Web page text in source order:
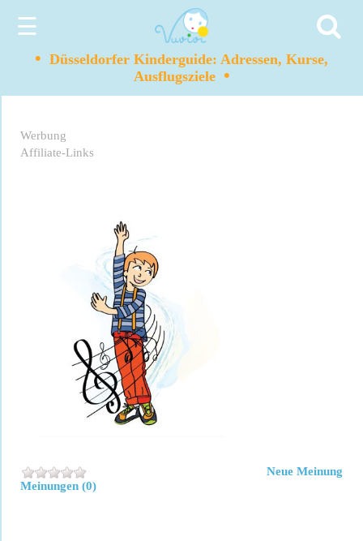
☰
• Düsseldorfer Kinderguide: Adressen, Kurse,
Ausflugsziele •
Werbung
Affiliate-Links
Meinungen (0)
Neue Meinung